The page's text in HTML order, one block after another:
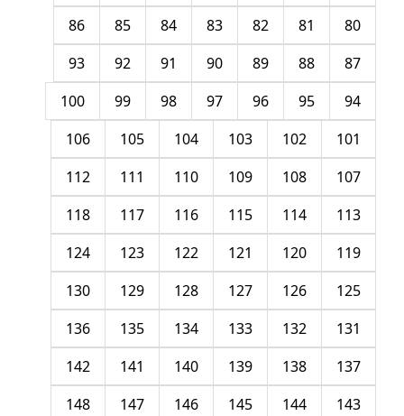
80
81
82
83
84
85
86
87
88
89
90
91
92
93
94
95
96
97
98
99
100
101
102
103
104
105
106
107
108
109
110
111
112
113
114
115
116
117
118
119
120
121
122
123
124
125
126
127
128
129
130
131
132
133
134
135
136
137
138
139
140
141
142
143
144
145
146
147
148